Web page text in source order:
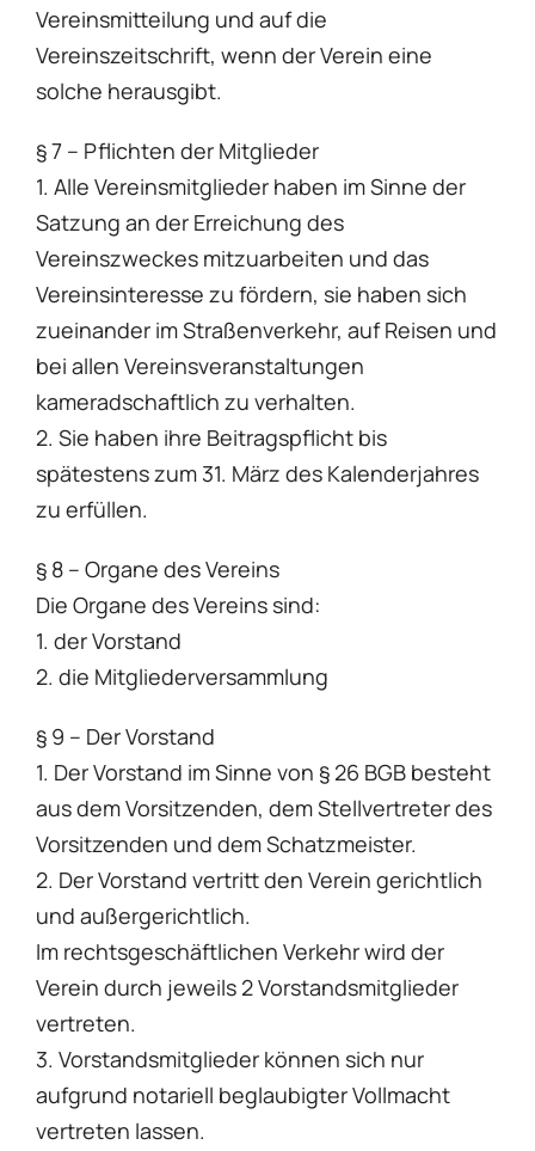
Vereinsmitteilung und auf die
Vereinszeitschrift, wenn der Verein eine
solche herausgibt.
§ 7 – Pflichten der Mitglieder
1. Alle Vereinsmitglieder haben im Sinne der
Satzung an der Erreichung des
Vereinszweckes mitzuarbeiten und das
Vereinsinteresse zu fördern, sie haben sich
zueinander im Straßenverkehr, auf Reisen und
bei allen Vereinsveranstaltungen
kameradschaftlich zu verhalten.
2. Sie haben ihre Beitragspflicht bis
spätestens zum 31. März des Kalenderjahres
zu erfüllen.
§ 8 – Organe des Vereins
Die Organe des Vereins sind:
1. der Vorstand
2. die Mitgliederversammlung
§ 9 – Der Vorstand
1. Der Vorstand im Sinne von § 26 BGB besteht
aus dem Vorsitzenden, dem Stellvertreter des
Vorsitzenden und dem Schatzmeister.
2. Der Vorstand vertritt den Verein gerichtlich
und außergerichtlich.
Im rechtsgeschäftlichen Verkehr wird der
Verein durch jeweils 2 Vorstandsmitglieder
vertreten.
3. Vorstandsmitglieder können sich nur
aufgrund notariell beglaubigter Vollmacht
vertreten lassen.